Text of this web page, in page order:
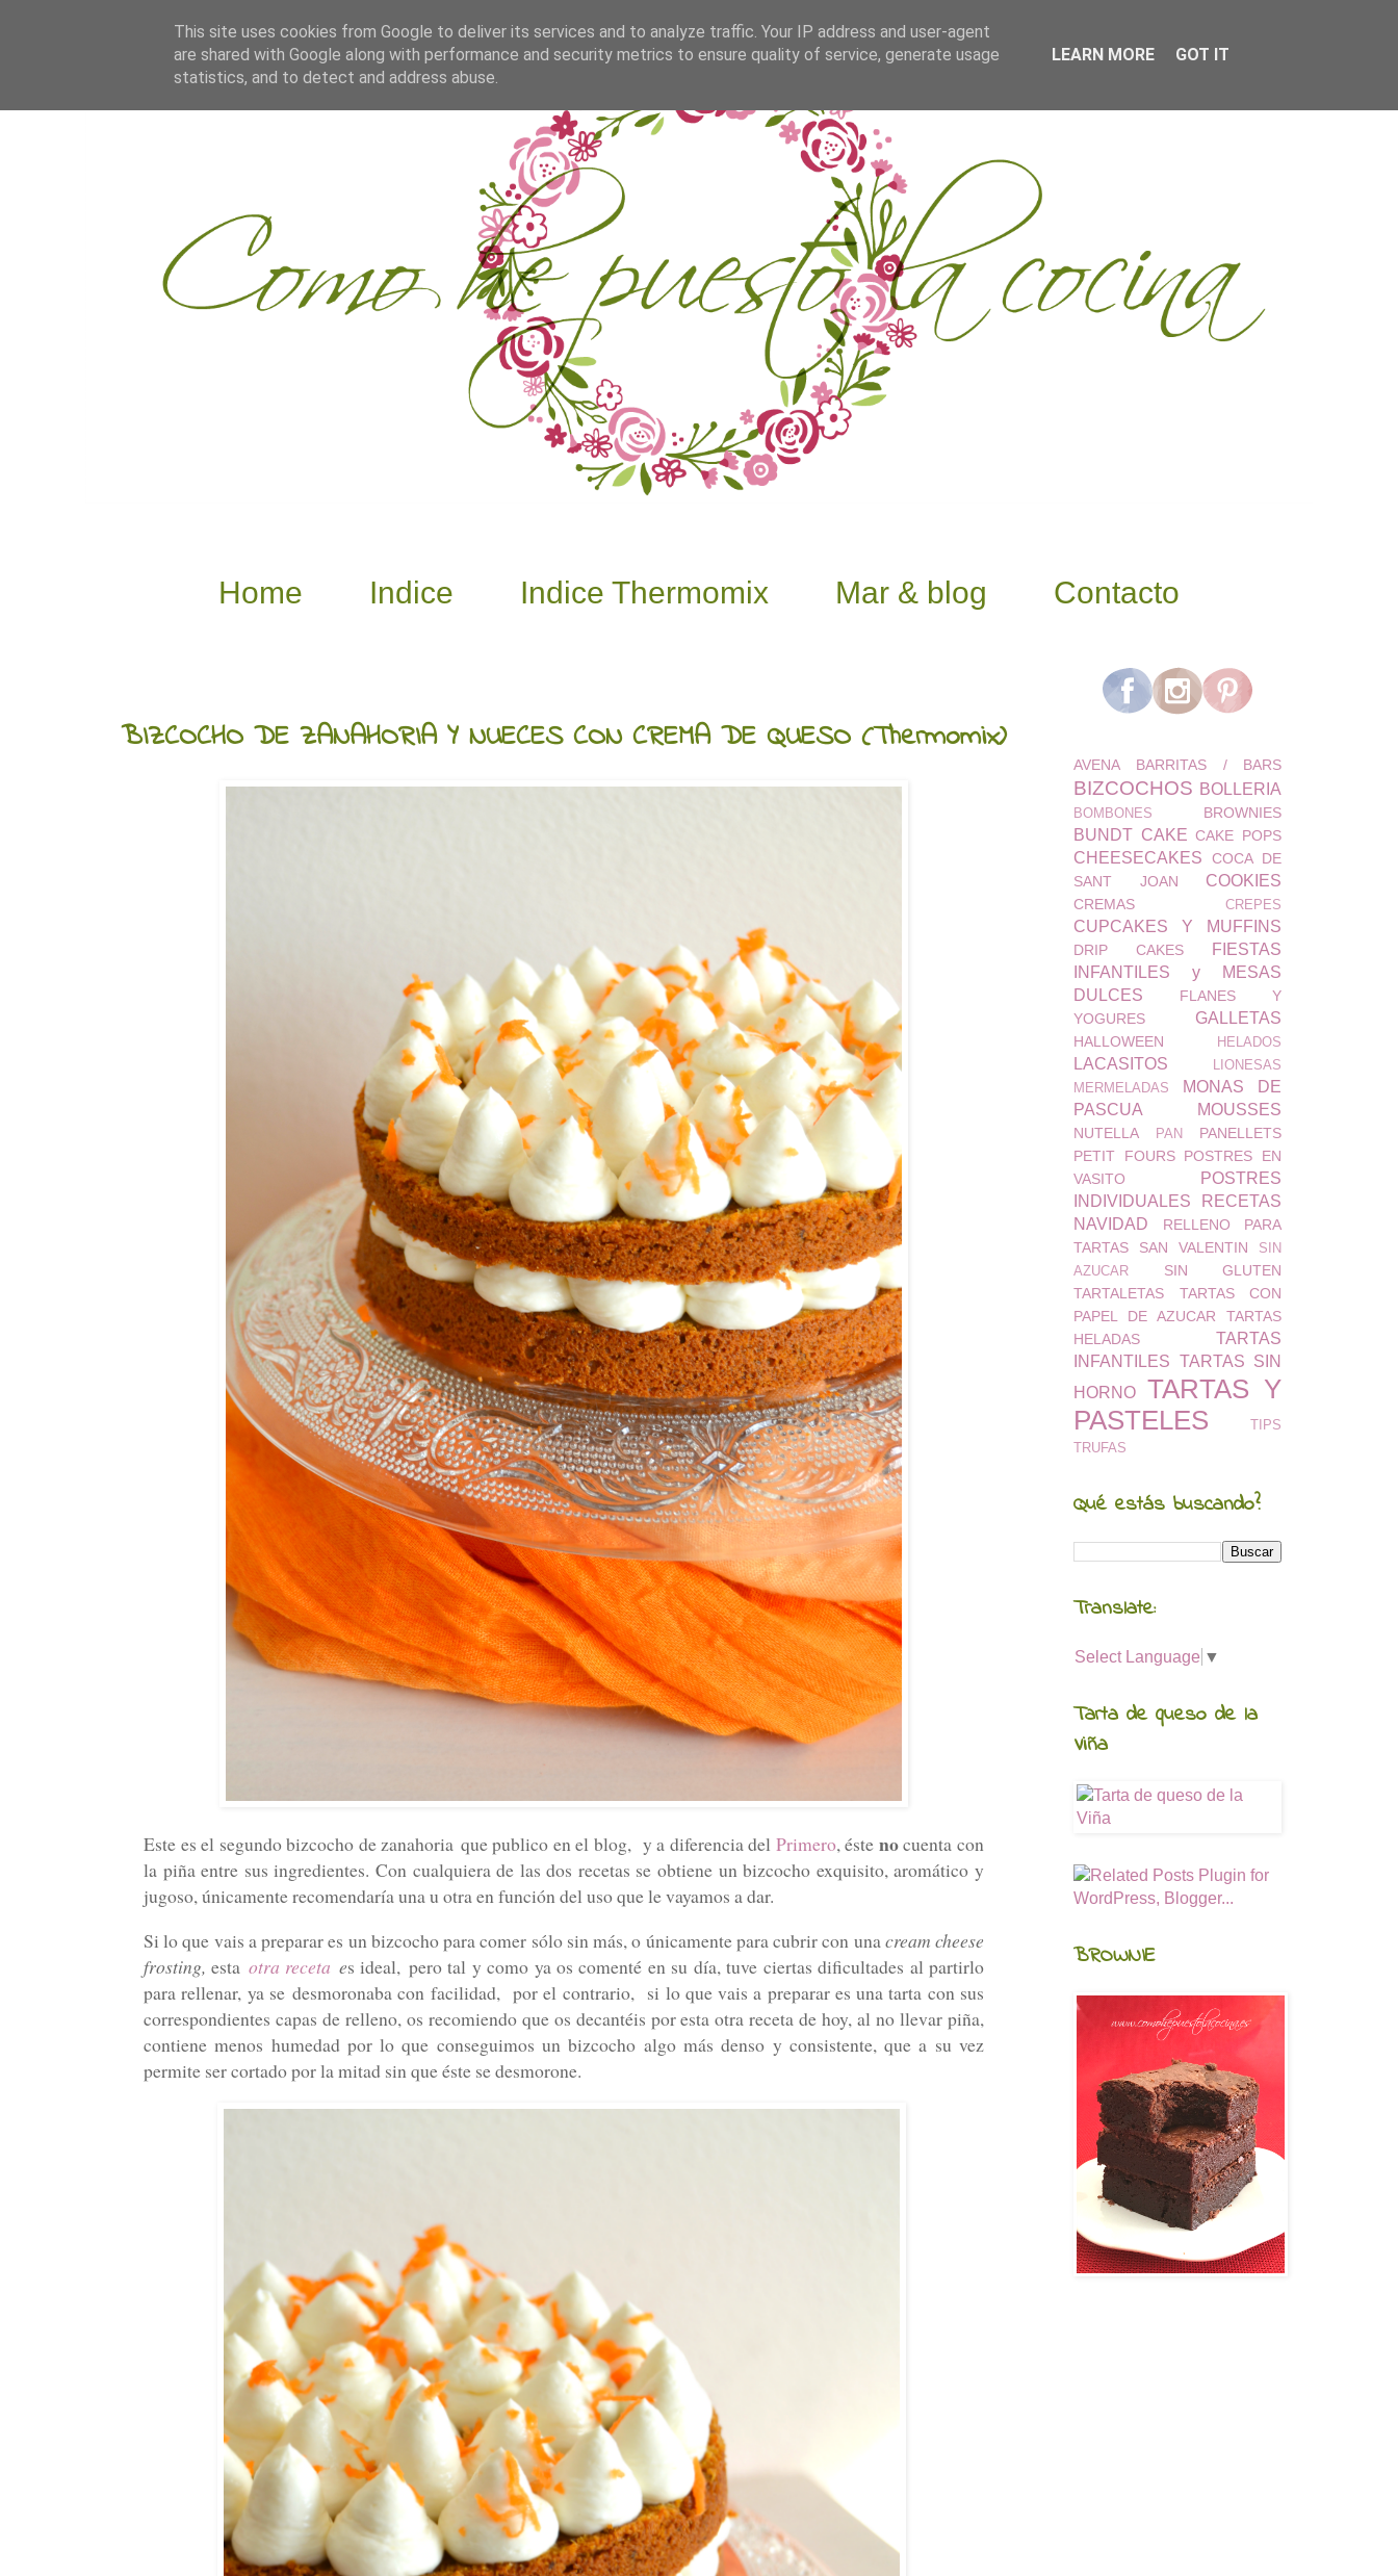
Home Indice Indice Thermomix Mar & blog Contacto
BIZCOCHO DE ZANAHORIA Y NUECES CON CREMA DE QUESO (Thermomix)
Este es el segundo bizcocho de zanahoria que publico en el blog, y a diferencia del Primero, éste nocuenta con
la piña entre sus ingredientes. Con cualquiera de las dos recetas se obtiene un bizcocho exquisito, aromático y
jugoso, únicamente recomendaría una u otra en función del uso que le vayamos a dar.
Si lo que vais a preparar es un bizcocho para comer sólo sin más, o únicamente para cubrir con unacream cheese
frosting,esta otra receta es ideal, pero tal y como ya os comenté en su día, tuve ciertas dificultades al partirlo
para rellenar, ya sedesmoronaba con facilidad,por el contrario, si lo que vais a preparar es una tarta con sus
correspondientes capas de relleno, os recomiendo que os decantéis por esta otra receta de hoy, al no llevar piña,
contiene menos humedad por lo que conseguimos un bizcocho algo más denso y consistente, que a su vez
permite ser cortado por la mitad sin que éste se desmorone.
AVENA BARRITAS / BARS
BIZCOCHOS BOLLERIA
BOMBONES BROWNIES
BUNDT CAKE CAKE POPS
CHEESECAKES
COCA DE
SANT JOAN
COOKIES
CREMAS CREPES
CUPCAKES Y MUFFINS
DRIP CAKES
FIESTAS
INFANTILES y MESAS
DULCES
FLANES Y
YOGURES
GALLETAS
HALLOWEEN HELADOS
LACASITOS
LIONESAS
MERMELADAS
MONAS DE
PASCUA
MOUSSES
NUTELLA PAN
PANELLETS
PETIT FOURS POSTRES EN
VASITO
POSTRES
INDIVIDUALES
RECETAS
NAVIDAD
RELLENO PARA
TARTAS
SAN VALENTIN
SIN
AZUCAR
SIN GLUTEN
TARTALETAS
TARTAS CON
PAPEL DE AZUCAR
TARTAS
HELADAS
TARTAS
INFANTILES TARTAS SIN
HORNO
TARTAS Y
PASTELES
TIPS
TRUFAS
Qué estás buscando?
Translate:
Select Language ▼
Tarta de queso de la
Viña
BROWNIE
This site uses cookies from Google to deliver its services and to analyze traffic. Your IP address and user-agent
are shared with Google along with performance and security metrics to ensure quality of service, generate usage
statistics, and to detect and address abuse.
LEARN MORE GOT IT